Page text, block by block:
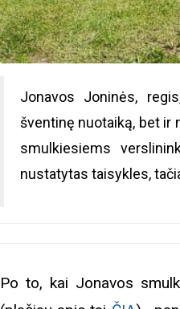
Jonavos Joninės,
šventinę nuotaiką, bet ir
smulkiesiems
nustatytas taisykles,
Po to, kai Jonavos